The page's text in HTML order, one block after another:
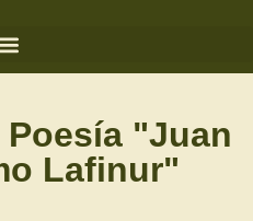
"Juan
Lafinur"